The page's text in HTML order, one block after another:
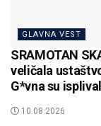
GLAVNA VEST
SRAMOTAN
veličala
G*vna su
10.08.2026